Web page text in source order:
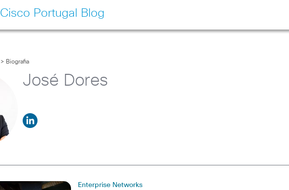
Cisco Portugal Blog
> Biografia
José Dores
Enterprise Networks